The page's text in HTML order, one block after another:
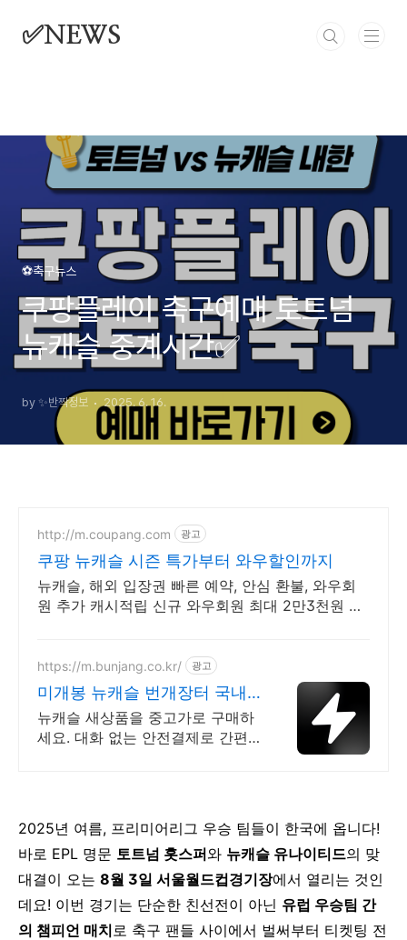
✅NEWS
⚽축구뉴스
쿠팡플레이 축구예매 토트넘
뉴캐슬 중계시간✅
by ✨반짝정보 2025. 6. 16.
http://m.coupang.com 광고
쿠팡 뉴캐슬 시즌 특가부터 와우할인까지
뉴캐슬, 해외 입장권 빠른 예약, 안심 환불, 와우회
원 추가 캐시적립 신규 와우회원 최대 2만3천원 쿠
https://m.bunjang.co.kr/ 광고
미개봉 뉴캐슬 번개장터 국내
최대 브랜드 중고거래
뉴캐슬 새상품을 중고가로 구매하
세요. 대화 없는 안전결제로 간편
2025년 여름, 프리미어리그 우승 팀들이 한국에 옵니다!
바로 EPL 명문 토트넘 홋스퍼와 뉴캐슬 유나이티드의 맞
대결이 오는 8월 3일 서울월드컵경기장에서 열리는 것인
데요! 이번 경기는 단순한 친선전이 아닌 유럽 우승팀 간
의 챔피언 매치로 축구 팬들 사이에서 벌써부터 티켓팅 전